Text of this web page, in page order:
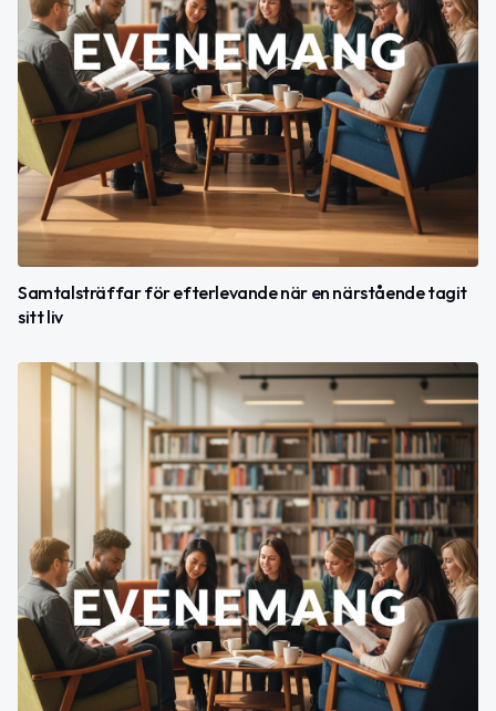
Samtalsträffar för efterlevande när en närstående tagit
sitt liv